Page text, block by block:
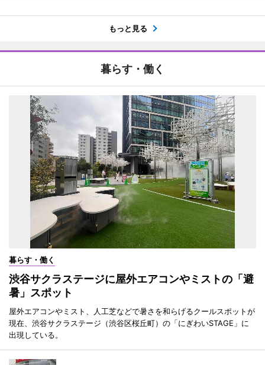
もっと見る
暮らす・働く
暮らす・働く
渋谷サクラステージに屋外エアコンやミストの「避
暑」スポット
屋外エアコンやミスト、人工芝などで暑さを和らげるクールスポットが
現在、渋谷サクラステージ（渋谷区桜丘町）の「にぎわいSTAGE」に
出現している。